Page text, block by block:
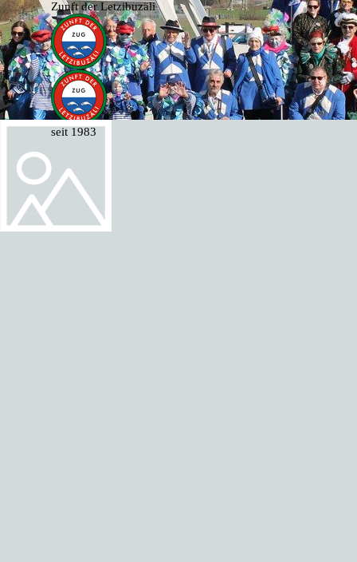
Direkt zum Seiteninhalt
Zunft der Letzibuzäli
seit 1983